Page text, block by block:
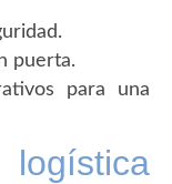
puerta.
para una